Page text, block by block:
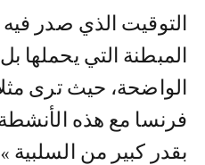
المبطنة التي يحملها
الواضحة، حيث ترى
فرنسا مع هذه
بقدر كبير من السلبية